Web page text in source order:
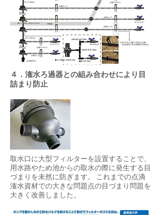
４．潅水ろ過器との組み合わせにより目
詰まり防止
取水口に大型フィルターを設置することで、
用水路やため池からの取水の際に発生する目
づまりを未然に防ぎます。 これまでの点滴
潅水資材での大きな問題点の目づまり問題を
大きく改善しました。